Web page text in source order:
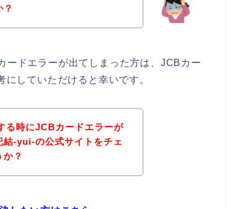
ードエラーが出てしまった方は、JCBカー
していただけると幸いです。
る時にJCBカードエラーが
結-yui-の公式サイトをチェ
？